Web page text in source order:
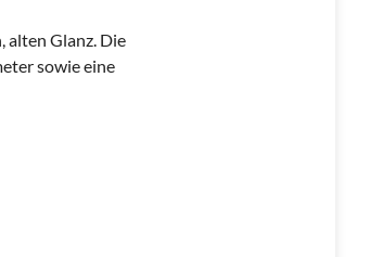
alten Glanz. Die
sowie eine